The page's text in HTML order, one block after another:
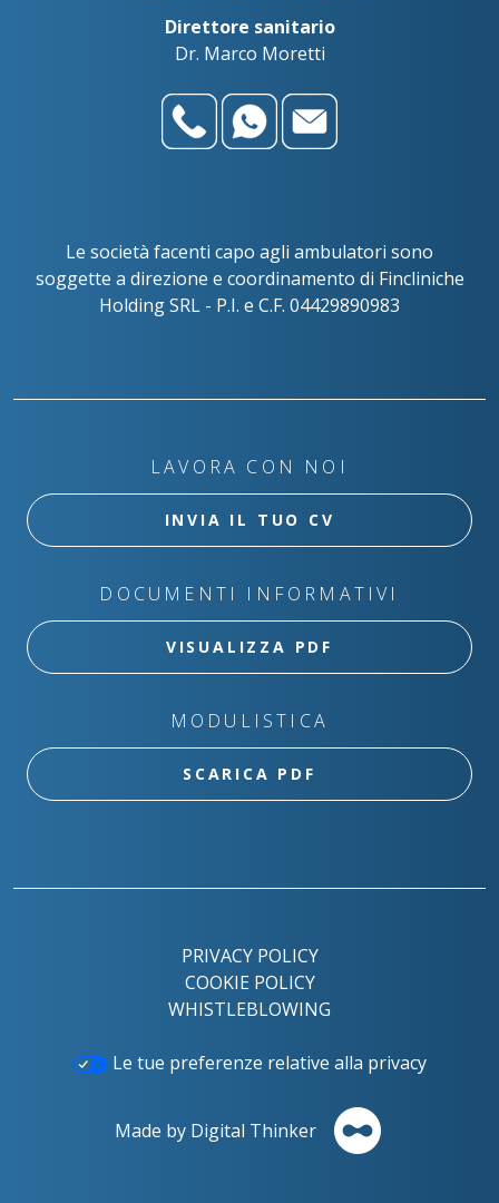
Direttore sanitario
Dr. Marco Moretti
Le società facenti capo agli ambulatori sono
soggette a direzione e coordinamento di Fincliniche
Holding SRL - P.I. e C.F. 04429890983
LAVORA CON NOI
INVIA IL TUO CV
DOCUMENTI INFORMATIVI
VISUALIZZA PDF
MODULISTICA
SCARICA PDF
PRIVACY POLICY
COOKIE POLICY
WHISTLEBLOWING
Le tue preferenze relative alla privacy
Made by Digital Thinker